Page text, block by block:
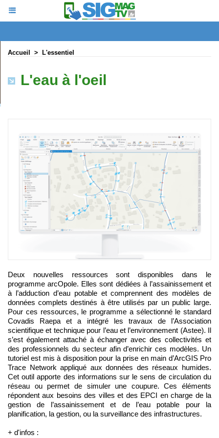
Accueil > L'essentiel
L'eau à l'oeil
Deux nouvelles ressources sont disponibles dans le
programme arcOpole. Elles sont dédiées à l’assainissement et
à l’adduction d’eau potable et comprennent des modèles de
données complets destinés à être utilisés par un public large.
Pour ces ressources, le programme a sélectionné le standard
Covadis Raepa et a intégré les travaux de l’Association
scientifique et technique pour l’eau et l’environnement (Astee). Il
s’est également attaché à échanger avec des collectivités et
des professionnels du secteur afin d’enrichir ces modèles. Un
tutoriel est mis à disposition pour la prise en main d’ArcGIS Pro
Trace Network appliqué aux données des réseaux humides.
Cet outil apporte des informations sur le sens de circulation du
réseau ou permet de simuler une coupure. Ces éléments
répondent aux besoins des villes et des EPCI en charge de la
gestion de l’assainissement et de l’eau potable pour la
planification, la gestion, ou la surveillance des infrastructures.
+ d'infos :